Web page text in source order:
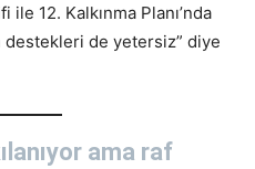
12. Kalkınma Planı’nda
destekleri de yetersiz” diye
ama raf